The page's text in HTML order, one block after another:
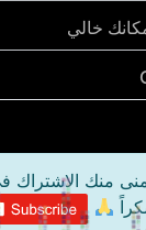
خالي
منك الاشتراك